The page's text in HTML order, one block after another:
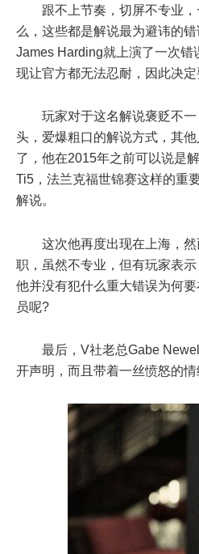
跟不上节奏，切屏不专业
么，这些都是解说最为避讳的
James Harding就上演了一次错
现让官方都无法忍耐，因此决定
玩家对于这名解说褒贬不
头，爱爆粗口的解说方式，其
了，他在2015年之前可以说是
Ti5，法兰克福世锦赛这样的重
解说。
这次他再度出现在上海，
职，虽然不专业，但有玩家表示
他并没有犯什么重大错误为何
员呢?
最后，V社老总Gabe
开声明，而且带着一丝愤怒的情